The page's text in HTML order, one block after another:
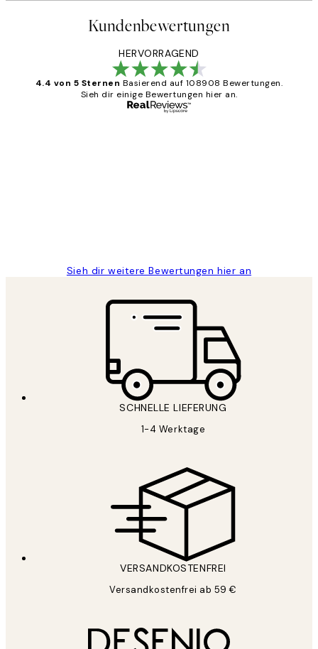
Kundenbewertungen
HERVORRAGEND
4.4 von 5 Sternen Basierend auf 108908 Bewertungen.
Sieh dir einige Bewertungen hier an.
Sieh dir weitere Bewertungen hier an
SCHNELLE LIEFERUNG
1-4 Werktage
VERSANDKOSTENFREI
Versandkostenfrei ab 59 €